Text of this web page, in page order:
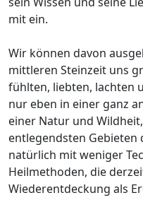
mit ein.
Wir können davon
mittleren Steinzeit uns
fühlten, liebten, lachten
nur eben in einer ganz
einer Natur und
entlegendsten Gebieten
natürlich mit weniger
Heilmethoden, die
Wiederentdeckung als